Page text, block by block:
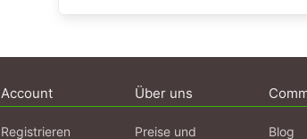
Account
Registrieren
Über uns
Preise und Blog